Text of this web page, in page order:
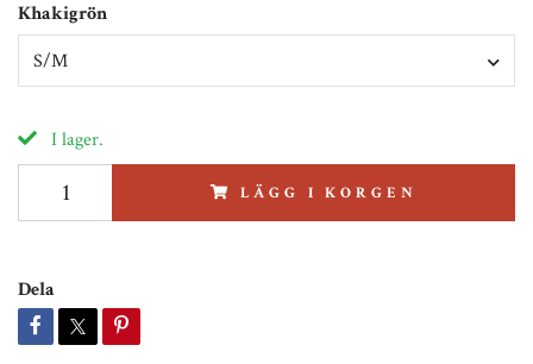
Khakigrön
S/M
I lager.
LÄGG I KORGEN
Dela